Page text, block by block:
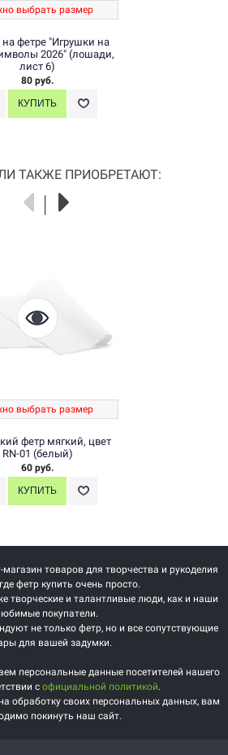
выбрать размер
на фетре "Игрушки на
2026" (лошади,
лист 6)
80 руб.
ТАКЖЕ ПРИОБРЕТАЮТ:
выбрать размер
фетр мягкий, цвет
RN-01 (белый)
60 руб.
товаров для творчества и рукоделия
фетр купить очень просто.
творческие и талантливые люди, как и наши
покупатели.
не только фетр, но и все сопутствующие
для вашей задумки.
персональные данные посетителей нашего
с официальной политикой.
обработку своих персональных данных, вам
покинуть наш сайт.